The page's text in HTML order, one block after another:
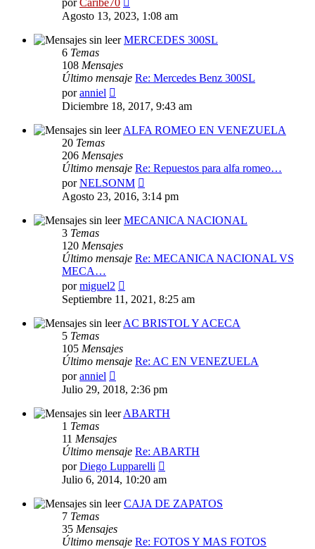
porCaribe70
último
Agosto 13, 2023, 1:08 am
MERCEDES 300SL
6 Temas
108 Mensajes
Último mensaje Re: Mercedes Benz 300SL
poranniel
último
Diciembre 18, 2017, 9:43 am
ALFA ROMEO EN VENEZUELA
20 Temas
206 Mensajes
Último mensaje Re: Repuestos para alfa romeo…
porNELSONM
último
mensaje
Agosto 23, 2016, 3:14 pm
MECANICA NACIONAL
3 Temas
120 Mensajes
Último mensaje Re: MECANICA NACIONAL VS
MECA…
pormiguel2
último
Septiembre 11, 2021, 8:25 am
AC BRISTOL Y ACECA
5 Temas
105 Mensajes
Último mensaje Re: AC EN VENEZUELA
poranniel
último
Julio 29, 2018, 2:36 pm
ABARTH
1 Temas
11 Mensajes
Último mensaje Re: ABARTH
porDiego Lupparelli
último
Julio 6, 2014, 10:20 am
CAJA DE ZAPATOS
7 Temas
35 Mensajes
Último mensaje Re: FOTOS Y MAS FOTOS